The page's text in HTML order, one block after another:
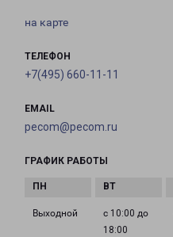
на карте
ТЕЛЕФОН
+7(495) 660-11-11
EMAIL
pecom@pecom.ru
ГРАФИК РАБОТЫ
Выходной
с 10:00 до
18:00